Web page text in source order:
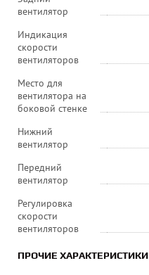
вентилятор
Индикация
скорости
вентиляторов
Место для
вентилятора на
боковой стенке
Нижний
вентилятор
Передний
вентилятор
Регулировка
скорости
вентиляторов
ПРОЧИЕ ХАРАКТЕРИСТИКИ